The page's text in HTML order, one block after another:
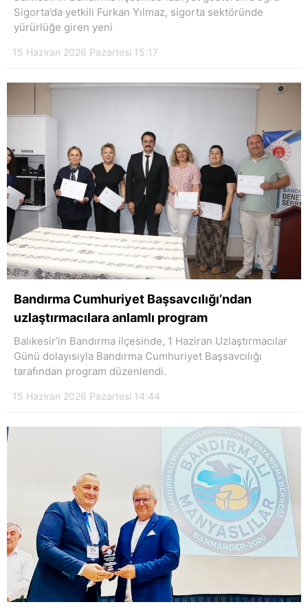
Sigorta’da yetkili Furkan Yılmaz, sigorta sektöründe
yürürlüğe giren yeni
15 Haziran 2026 Pazartesi 15:17
Bandırma Cumhuriyet Başsavcılığı’ndan
uzlaştırmacılara anlamlı program
Balıkesir’in Bandırma ilçesinde, 1 Haziran Uzlaştırmacılar
Günü dolayısıyla Bandırma Cumhuriyet Başsavcılığı
tarafından program düzenlendi.
15 Haziran 2026 Pazartesi 14:44